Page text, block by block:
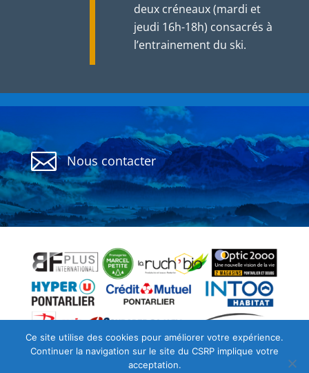
deux créneaux (mardi et
jeudi 16h-18h) consacrés à
l’entrainement du ski.
 Nous contacter
CGU
Archives
Ce site utilise des cookies pour améliorer votre expérience.
Continuer la navigation sur le site du CSRP implique votre
acceptation.